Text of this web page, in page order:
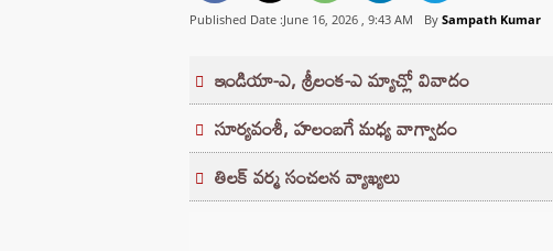
Published Date :June 16, 2026 , 9:43 AM By Sampath Kumar
ఇండియా-ఎ, శ్రీలంక-ఎ మ్యాచ్లో వివాదం
సూర్యవంశీ, హలంబగే మధ్య వాగ్వాదం
తిలక్ వర్మ సంచలన వ్యాఖ్యలు